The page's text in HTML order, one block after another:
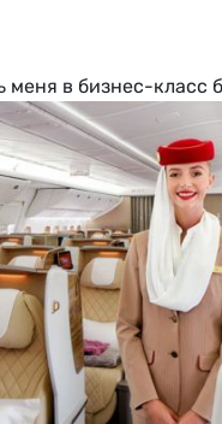
меня в бизнес-класс